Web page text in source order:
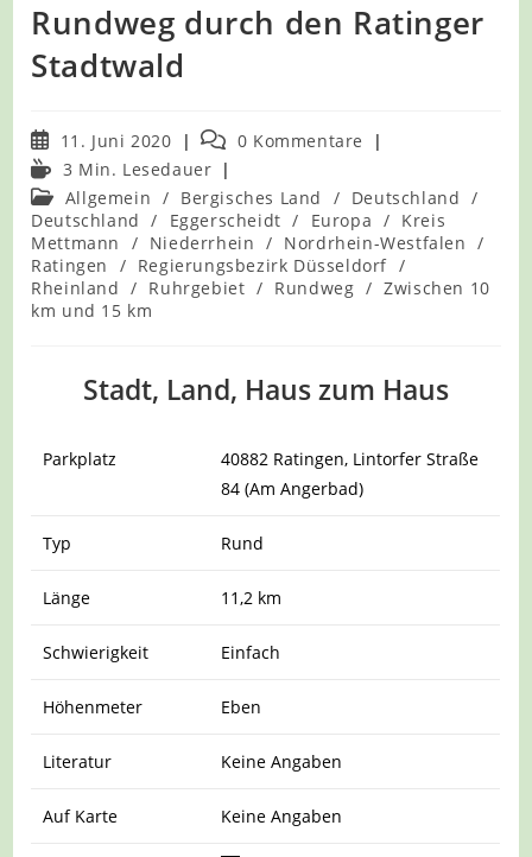
Rundweg durch den Ratinger
Stadtwald
Beitrag
veröffentlicht:
11. Juni 2020
Beitrags-
Kommentare:
0 Kommentare
Lesedauer:
3 Min. Lesedauer
Beitrags-
Kategorie:
Allgemein / Bergisches Land / Deutschland /
Deutschland
/ Eggerscheidt / Europa / Kreis
Mettmann
/ Niederrhein / Nordrhein-Westfalen /
Ratingen
/ Regierungsbezirk Düsseldorf /
Rheinland / Ruhrgebiet / Rundweg / Zwischen 10
km und 15 km
Stadt, Land, Haus zum Haus
Parkplatz
40882 Ratingen, Lintorfer Straße
84 (Am Angerbad)
Typ Rund
Länge 11,2 km
Schwierigkeit Einfach
Höhenmeter Eben
Literatur Keine Angaben
Auf Karte Keine Angaben